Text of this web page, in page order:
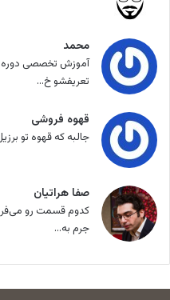
محمد
آموزش تخصصی
تعریفشو خ...
قهوه فروشی
جالبه که قهوه تو
صفا هراتیان
کدوم قسمت رو
جرم به...